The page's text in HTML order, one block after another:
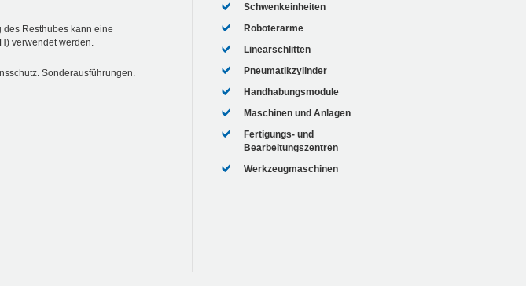
des Resthubes kann eine
verwendet werden.
Sonderausführungen.
Schwenkeinheiten
Roboterarme
Linearschlitten
Pneumatikzylinder
Handhabungsmodule
Maschinen und Anlagen
Fertigungs- und
Bearbeitungszentren
Werkzeugmaschinen